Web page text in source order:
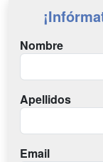
Nombre
Apellidos
Email